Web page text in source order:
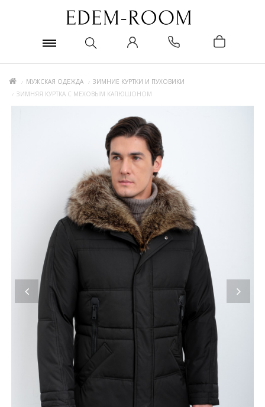
МУЖСКАЯ ОДЕЖДА
ЗИМНИЕ КУРТКИ И ПУХОВИКИ
ЗИМНЯЯ КУРТКА С МЕХОВЫМ КАПЮШОНОМ